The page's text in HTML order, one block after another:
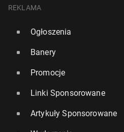
REKLAMA
Ogłoszenia
Banery
Promocje
Linki Sponsorowane
Artykuły Sponsorowane